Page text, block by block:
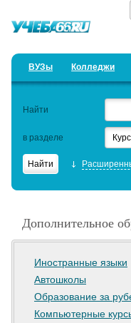
ВУЗы Колледжи
Добавить уч. заведение
Актуальные статьи
Найти
в разделе
Дополнительное
Иностранные языки
Автошколы
Образование за
Компьютерные